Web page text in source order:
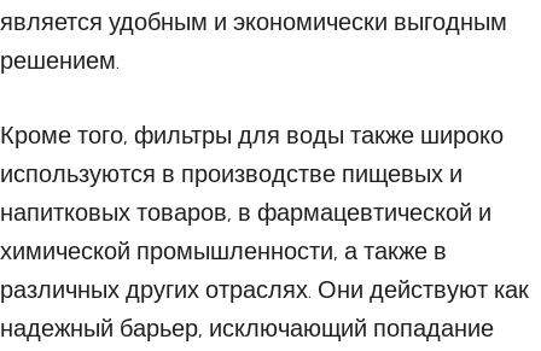
является удобным и экономически выгодным
решением.
Кроме того, фильтры для воды также широко
используются в производстве пищевых и
напитковых товаров, в фармацевтической и
химической промышленности, а также в
различных других отраслях. Они действуют как
надежный барьер, исключающий попадание